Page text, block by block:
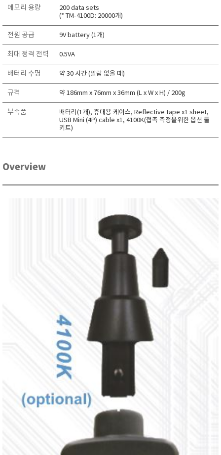
TAKEMURA
TENMARS
Termoprodukt
TFA Dostmann
THERMO LAB
TOA-DKK
UNITTA
메모리 용량
200 data sets
(* TM-4100D: 20000개)
전원 공급 9V battery (1개)
최대 정격 전력 0.5VA
배터리 수명 약 30 시간 (알람 없을 때)
규격 약 186mm x 76mm x 36mm (L x W x H) / 200g
부속품
배터리(1개), 휴대용 케이스, Reflective tape x1 sheet,
USB Mini (4P) cable x1, 4100K(접촉 측정을위한 옵션 툴
키트)
Overview